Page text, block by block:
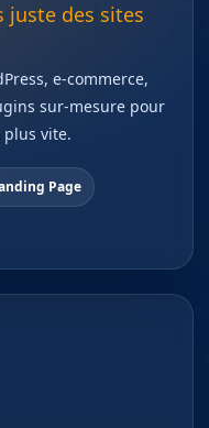
juste des sites
e-commerce,
sur-mesure pour
vite.
Page